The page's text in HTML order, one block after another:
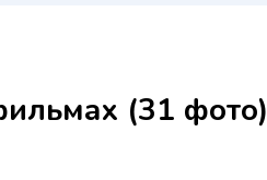
(31 фото)